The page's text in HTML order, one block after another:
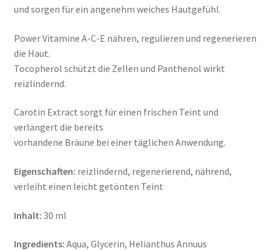
und sorgen für ein angenehm weiches Hautgefühl.
Power Vitamine A-C-E nähren, regulieren und regenerieren
die Haut.
Tocopherol schützt die Zellen und Panthenol wirkt
reizlindernd.
Carotin Extract sorgt für einen frischen Teint und
verlängert die bereits
vorhandene Bräune bei einer täglichen Anwendung.
Eigenschaften: reizlindernd, regenerierend, nährend,
verleiht einen leicht getönten Teint
Inhalt: 30 ml
Ingredients: Aqua, Glycerin, Helianthus Annuus